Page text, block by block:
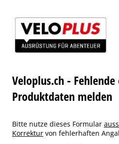
Veloplus.ch -
Produktdaten melden
Bitte nutze dieses Formular
Korrektur von fehlerhaften